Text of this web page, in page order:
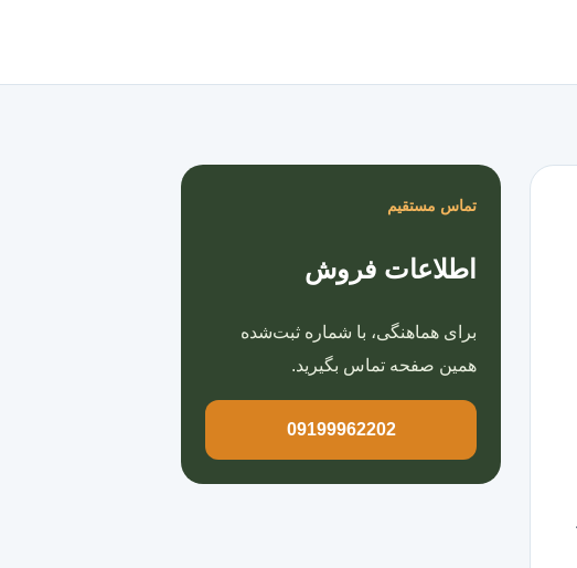
تماس مستقیم
اطلاعات فروش
برای هماهنگی، با شماره ثبت‌شده
همین صفحه تماس بگیرید.
09199962202